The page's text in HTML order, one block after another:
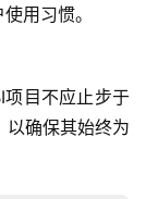
用习惯。
目不应止步于
以确保其始终为